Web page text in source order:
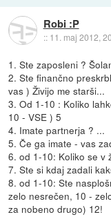
Robi :P
:: 11. maj 2012,
1. Ste zaposleni ?
2. Ste finančno
vas ) Živijo me starši...
3. Od 1-10 : Koliko
10 - VSE ) 5
4. Imate partnerja ? ...
5. Če ga imate - vas
6. od 1-10: Koliko se v
7. Ste si kdaj zadali
8. od 1-10: Ste
zelo nesrečen, 10 -
za nobeno drugo) 12!